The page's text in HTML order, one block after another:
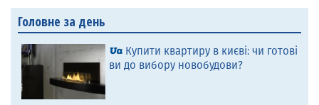
Головне за день
Купити квартиру в києві: чи готові
ви до вибору новобудови?